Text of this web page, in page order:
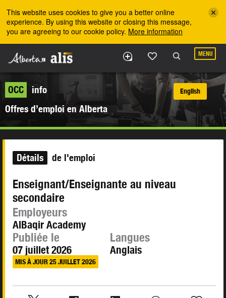
This website uses cookies to give you a better online
experience. By using this website or closing this message,
you are agreeing to our cookie policy. More information
MENU
OCC
info
Offres d’emploi en Alberta
English
Détails de l'emploi
Enseignant/Enseignante au niveau
secondaire
Employeurs
AlBaqir Academy
Publiée le
07 juillet 2026
MIS À JOUR 25 JUILLET 2026
Langues
Anglais